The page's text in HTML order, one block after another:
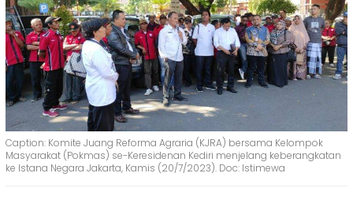
Caption: Komite Juang Reforma Agraria (KJRA) bersama Kelompok
Masyarakat (Pokmas) se-Keresidenan Kediri menjelang keberangkatan
ke Istana Negara Jakarta, Kamis (20/7/2023). Doc: Istimewa